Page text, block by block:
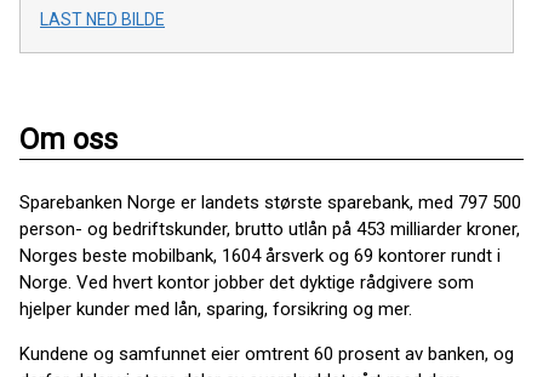
LAST NED BILDE
Om oss
Sparebanken Norge er landets største sparebank, med 797 500
person- og bedriftskunder, brutto utlån på 453 milliarder kroner,
Norges beste mobilbank, 1604 årsverk og 69 kontorer rundt i
Norge. Ved hvert kontor jobber det dyktige rådgivere som
hjelper kunder med lån, sparing, forsikring og mer.
Kundene og samfunnet eier omtrent 60 prosent av banken, og